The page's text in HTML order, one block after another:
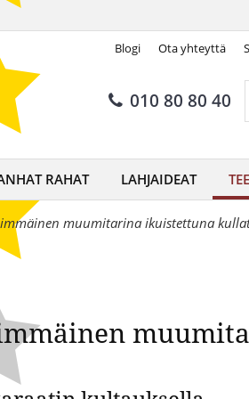
Blogi Ota yhteyttä
010 80 80 40
RAHAT LAHJAIDEAT
muumitarina ikuistettuna